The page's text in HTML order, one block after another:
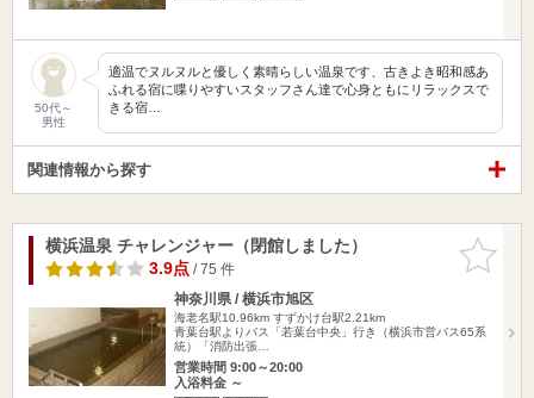
50代～
男性
適温でヌルヌルと優しく素晴らしい温泉です、古きよき昭和感あ
ふれる宿に喋りやすいスタッフさん達で心身ともにリラックスで
きる宿…
関連情報から探す
お気に入
りに追加
横浜温泉 チャレンジャー（閉館しました）
3.9点/ 75 件
神奈川県 / 横浜市旭区
海老名駅10.96km すずかけ台駅2.21km
青葉台駅よりバス「若葉台中央」行き（横浜市営バス65系
統）「消防出張…
営業時間 9:00～20:00
入浴料金 ～